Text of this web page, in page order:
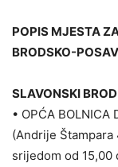
POPIS MJESTA
BRODSKO-
SLAVONSKI BROD
• OPĆA BOLNICA
(Andrije
srijedom od 15,00